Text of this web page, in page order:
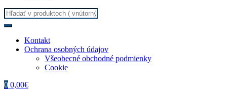
Search
for:
Kontakt
Ochrana osobných údajov
Všeobecné obchodné podmienky
Cookie
0 0,00€